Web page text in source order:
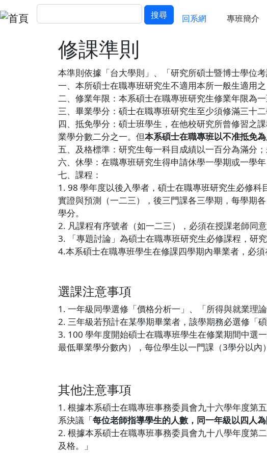
移至主內容搜尋 搜尋 回經濟系網
回系網 專班簡介
修課準則
本準則依據「台大學則」、「研究所碩士暨博士學位
一、本所碩士在職專班研究生不適用本所一般生適用之
二、修業年限：本系碩士在職專班研究生修業年限為一
三、畢業學分：碩士在職專班研究生至少須修滿三十
四、抵免學分：碩士班學生，在他校研究所曾修習之
業學分數二分之一。但本系碩士在職專班以不准抵免
五、及格標準：研究生每一科目成績以一百分為滿分
六、休學：在職專班研究生得申請休學一學期或一學
七、課程：
1. 98 學年度以後入學者，碩士在職專班研究生必修
實證與預測（一二三），後三門課各三學期，每學期
學分。
2. 凡課程有序號者（如一二三），必須在授課老師同
3. 「專題討論」為碩士在職專班研究生必修課程，研究
4.本系碩士在職專班學生在修課四學期內畢業者，必
選課注意事項
1. 一年級同學選修「價格分析一」、「所得與就業理
2. 三年級若預計在某學期畢業者，該學期務必選修「
3. 100 學年度開始碩士在職專班學生在修業期間中選
最低畢業學分數內），每位學生以一門課（3學分以內
其他注意事項
1. 根據本系碩士在職專班事務委員會九十六學年度第
系決議「每位老師指導學生的人數，同一年級以四人
2. 根據本系碩士在職專班事務委員會九十八學年度第
及格。」